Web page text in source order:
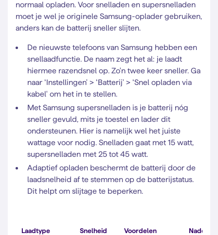
normaal opladen. Voor snelladen en supersnelladen
moet je wel je originele Samsung-oplader gebruiken,
anders kan de batterij sneller slijten.
De nieuwste telefoons van Samsung hebben een
snellaadfunctie. De naam zegt het al: je laadt
hiermee razendsnel op. Zo'n twee keer sneller. Ga
naar ‘Instellingen' > ‘Batterij' > ‘Snel opladen via
kabel' om het in te stellen.
Met Samsung supersnelladen is je batterij nóg
sneller gevuld, mits je toestel en lader dit
ondersteunen. Hier is namelijk wel het juiste
wattage voor nodig. Snelladen gaat met 15 watt,
supersnelladen met 25 tot 45 watt.
Adaptief opladen beschermt de batterij door de
laadsnelheid af te stemmen op de batterijstatus.
Dit helpt om slijtage te beperken.
Laadtype Snelheid Voordelen Nadelen